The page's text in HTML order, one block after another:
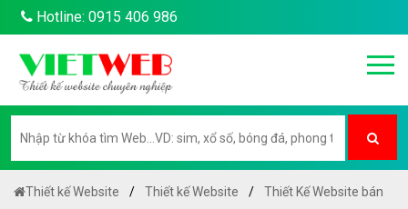
Hotline: 0915 406 986
Thiết kế Website Thiết kế Website
Thiết Kế Website bán